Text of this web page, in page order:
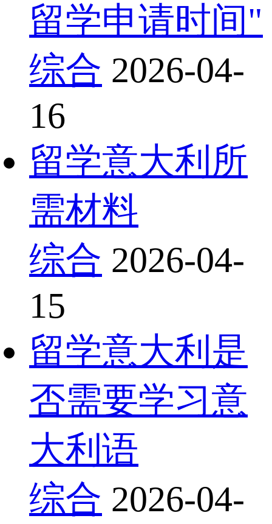
留学申请时间"
综合 2026-04-
16
留学意大利所
需材料
综合 2026-04-
15
留学意大利是
否需要学习意
大利语
综合 2026-04-